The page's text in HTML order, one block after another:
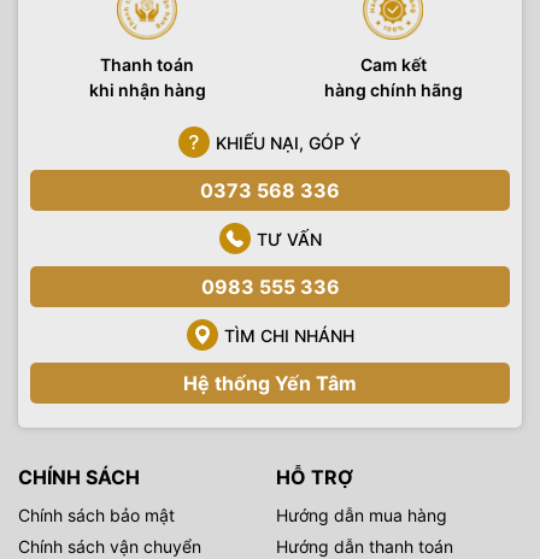
Thanh toán
khi nhận hàng
Cam kết
hàng chính hãng
KHIẾU NẠI, GÓP Ý
0373 568 336
TƯ VẤN
0983 555 336
TÌM CHI NHÁNH
Hệ thống Yến Tâm
CHÍNH SÁCH
Chính sách bảo mật
Chính sách vận chuyển
HỖ TRỢ
Hướng dẫn mua hàng
Hướng dẫn thanh toán